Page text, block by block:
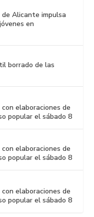
Alicante impulsa
en
borrado de las
elaboraciones de
popular el sábado 8
elaboraciones de
popular el sábado 8
elaboraciones de
popular el sábado 8